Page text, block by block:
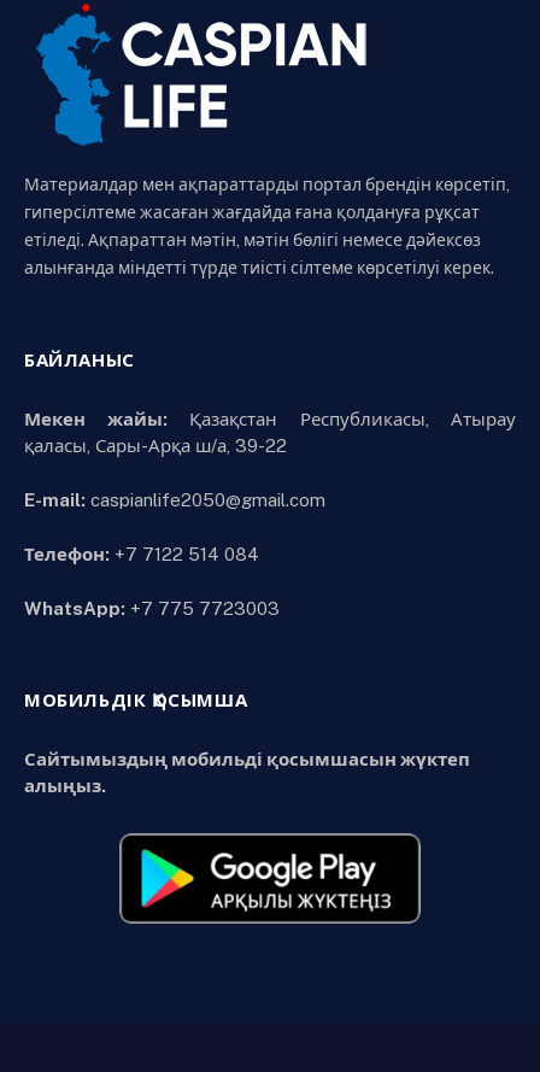
Материалдар мен ақпараттарды портал брендін көрсетіп,
гиперсілтеме жасаған жағдайда ғана қолдануға рұқсат
етіледі. Ақпараттан мәтін, мәтін бөлігі немесе дәйексөз
алынғанда міндетті түрде тиісті сілтеме көрсетілуі керек.
БАЙЛАНЫС
Мекен жайы:Қазақстан Республикасы, Атырау
қаласы, Сары-Арқа ш/а, 39-22
E-mail: caspianlife2050@gmail.com
Телефон: +7 7122 514 084
WhatsApp: +7 775 7723003
МОБИЛЬДІК ҚОСЫМША
Сайтымыздың мобильді қосымшасын жүктеп
алыңыз.